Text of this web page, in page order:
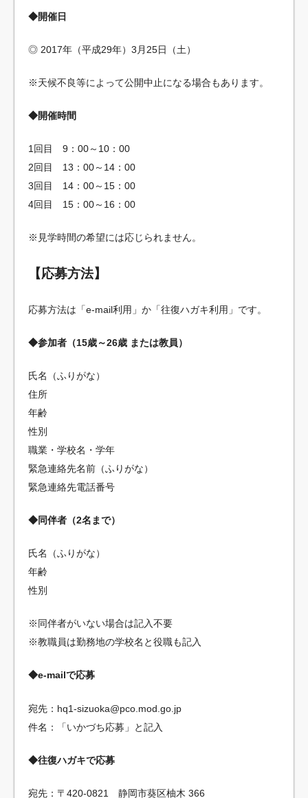
◆開催日
◎ 2017年（平成29年）3月25日（土）
※天候不良等によって公開中止になる場合もあります。
◆開催時間
1回目 9：00～10：00
2回目 13：00～14：00
3回目 14：00～15：00
4回目 15：00～16：00
※見学時間の希望には応じられません。
【応募方法】
応募方法は「e-mail利用」か「往復ハガキ利用」です。
◆参加者（15歳～26歳 または教員）
氏名（ふりがな）
住所
年齢
性別
職業・学校名・学年
緊急連絡先名前（ふりがな）
緊急連絡先電話番号
◆同伴者（2名まで）
氏名（ふりがな）
年齢
性別
※同伴者がいない場合は記入不要
※教職員は勤務地の学校名と役職も記入
◆e-mailで応募
宛先：hq1-sizuoka@pco.mod.go.jp
件名：「いかづち応募」と記入
◆往復ハガキで応募
宛先：〒420-0821 静岡市葵区柚木 366